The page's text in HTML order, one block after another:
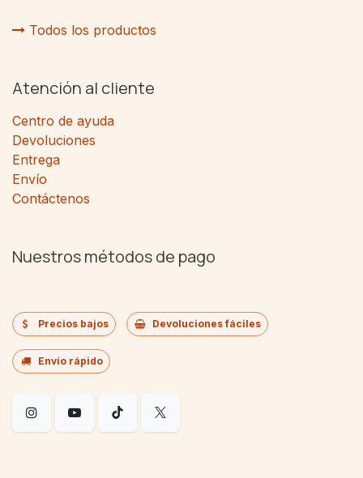
Todos los productos
Atención al cliente
Centro de ayuda
Devoluciones
Entrega
Envío
Contáctenos
Nuestros métodos de pago
Precios bajos Devoluciones fáciles
Envío rápido